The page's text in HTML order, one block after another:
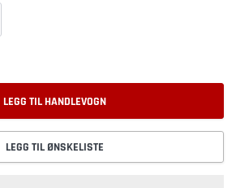
LEGG TIL HANDLEVOGN
LEGG TIL ØNSKELISTE